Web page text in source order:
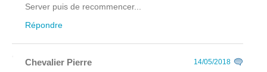
Server puis de recommencer...
Répondre
Chevalier Pierre 14/05/2018